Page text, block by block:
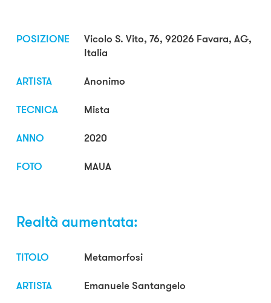
POSIZIONE
Vicolo S. Vito, 76, 92026 Favara, AG,
Italia
ARTISTA
Anonimo
TECNICA
Mista
ANNO
2020
FOTO
MAUA
Realtà aumentata:
TITOLO
Metamorfosi
ARTISTA
Emanuele Santangelo